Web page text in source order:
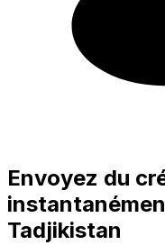
Envoyez du
Tadjikistan